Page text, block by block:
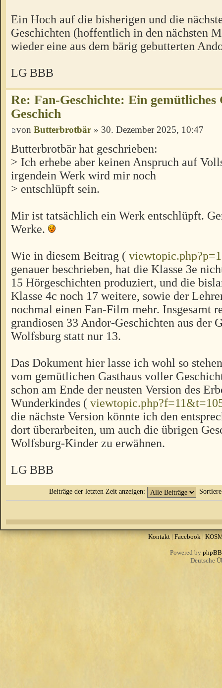
Ein Hoch auf die bisherigen und die
Geschichten (hoffentlich in den nächsten
wieder eine aus dem bärig gebutterten
LG BBB
Re: Fan-Geschichte: Ein gemütliches
Geschich
von Butterbrotbär » 30. Dezember 2025, 10:47
Butterbrotbär hat geschrieben:
> Ich erhebe aber keinen Anspruch auf
irgendein Werk wird mir noch
> entschlüpft sein.
Mir ist tatsächlich ein Werk entschlüpft.
Werke.
Wie in diesem Beitrag (
genauer beschrieben, hat die Klasse 3e
15 Hörgeschichten produziert, und die
Klasse 4c noch 17 weitere, sowie der
nochmal einen Fan-Film mehr. Insgesamt
grandiosen 33 Andor-Geschichten aus der
Wolfsburg statt nur 13.
Das Dokument hier lasse ich wohl so
vom gemütlichen Gasthaus voller
schon am Ende der neusten Version des
Wunderkindes (
die nächste Version könnte ich den
dort überarbeiten, um auch die übrigen
Wolfsburg-Kinder zu erwähnen.
LG BBB
Beiträge der letzten Zeit anzeigen:
Kontakt| Facebook |
Powered by phpBB
Deutsche